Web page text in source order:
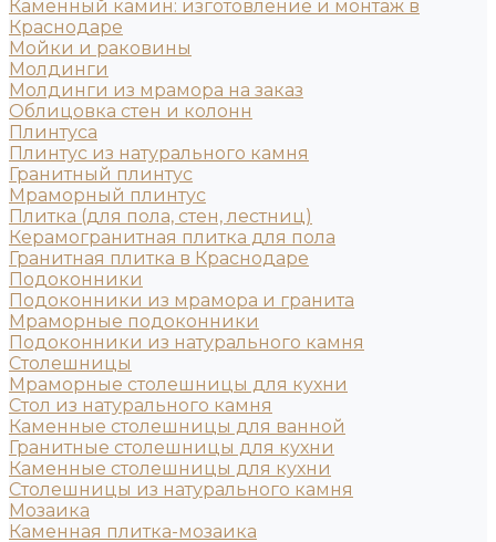
Каменный камин: изготовление и монтаж в
Краснодаре
Мойки и раковины
Молдинги
Молдинги из мрамора на заказ
Облицовка стен и колонн
Плинтуса
Плинтус из натурального камня
Гранитный плинтус
Мраморный плинтус
Плитка (для пола, стен, лестниц)
Керамогранитная плитка для пола
Гранитная плитка в Краснодаре
Подоконники
Подоконники из мрамора и гранита
Мраморные подоконники
Подоконники из натурального камня
Столешницы
Мраморные столешницы для кухни
Стол из натурального камня
Каменные столешницы для ванной
Гранитные столешницы для кухни
Каменные столешницы для кухни
Столешницы из натурального камня
Мозаика
Каменная плитка-мозаика